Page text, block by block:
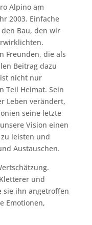
Alpino am
2003. Einfache
Bau, den wir
Freunden, die als
Beitrag dazu
nicht nur
Teil Heimat. Sein
Leben verändert,
seine letzte
Vision einen
leisten und
Austauschen.
und
sie ihn angetroffen
Emotionen,